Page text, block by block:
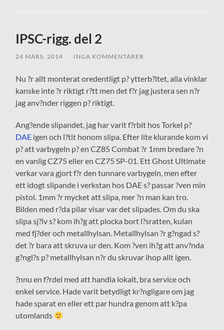
IPSC-rigg. del 2
24 MARS, 2014 INGA KOMMENTARER
Nu ?r allt monterat oredentligt p? ytterb?ltet, alla vinklar
kanske inte ?r riktigt r?tt men det f?r jag justera sen n?r
jag anv?nder riggen p? riktigt.
Ang?ende slipandet, jag har varit f?rbit hos Torkel p?
DAE igen och l?tit honom slipa. Efter lite klurande kom vi
p? att varbygeln p? en CZ85 Combat ?r 1mm bredare ?n
en vanlig CZ75 eller en CZ75 SP-01. Ett Ghost Ultimate
verkar vara gjort f?r den tunnare varbygeln, men efter
ett idogt slipande i verkstan hos DAE s? passar ?ven min
pistol. 1mm ?r mycket att slipa, mer ?n man kan tro.
Bilden med r?da pilar visar var det slipades. Om du ska
slipa sj?lv s? kom ih?g att plocka bort l?sratten, kulan
med fj?der och metallhylsan. Metallhylsan ?r g?ngad s?
det ?r bara att skruva ur den. Kom ?ven ih?g att anv?nda
g?ngl?s p? metallhylsan n?r du skruvar ihop allt igen.
?nnu en f?rdel med att handla lokalt, bra service och
enkel service. Hade varit betydligt kr?ngligare om jag
hade sparat en eller ett par hundra genom att k?pa
utomlands